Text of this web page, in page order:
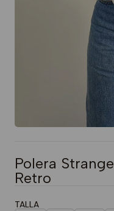
Polera
Retro
TALLA